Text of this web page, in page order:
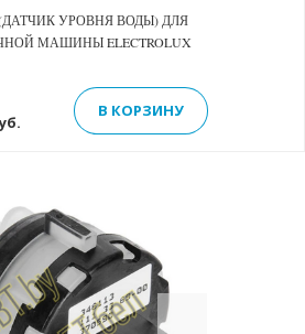
УРОВНЯ ВОДЫ) ДЛЯ
МАШИНЫ ELECTROLUX
В КОРЗИНУ